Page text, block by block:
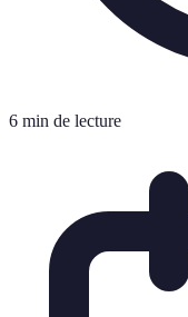
6 min de lecture